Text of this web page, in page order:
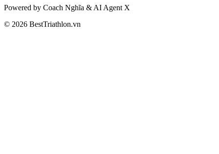
Powered by Coach Nghĩa & AI Agent X
© 2026 BestTriathlon.vn